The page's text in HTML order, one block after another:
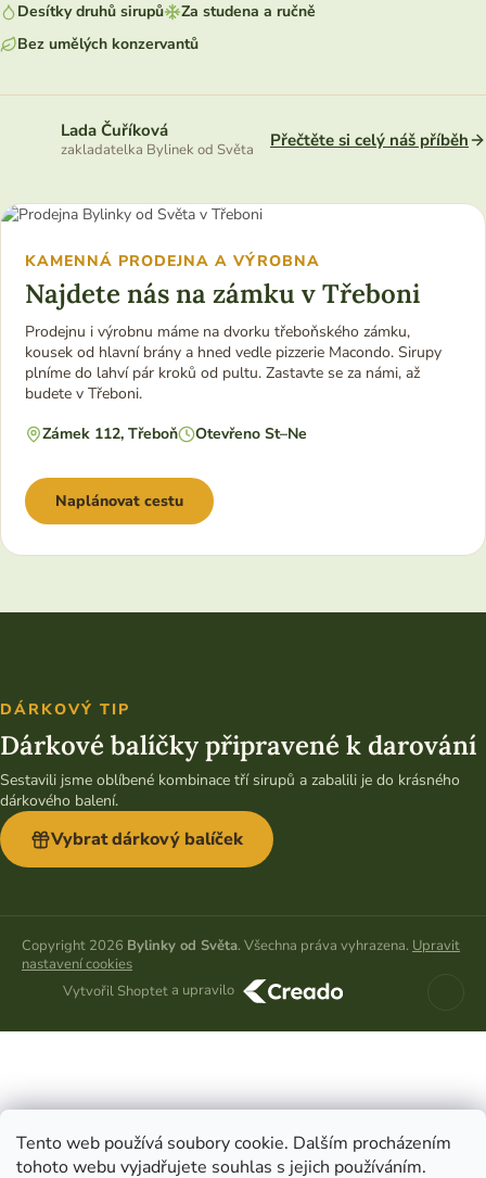
Tento web používá soubory cookie. Dalším procházením
tohoto webu vyjadřujete souhlas s jejich používáním.
Desítky druhů sirupů
Za studena a ručně
Bez umělých konzervantů
Lada Čuříková
zakladatelka Bylinek od Světa Přečtěte si celý náš příběh
KAMENNÁ PRODEJNA A VÝROBNA
Najdete nás na zámku v Třeboni
Prodejnu i výrobnu máme na dvorku třeboňského zámku,
kousek od hlavní brány a hned vedle pizzerie Macondo. Sirupy
plníme do lahví pár kroků od pultu. Zastavte se za námi, až
budete v Třeboni.
Zámek 112, Třeboň
Otevřeno St–Ne
Naplánovat cestu
DÁRKOVÝ TIP
Dárkové balíčky připravené k darování
Sestavili jsme oblíbené kombinace tří sirupů a zabalili je do krásného
dárkového balení.
Vybrat dárkový balíček
Vytvořil Shopteta upravilo
Copyright 2026 Bylinky od Světa. Všechna práva vyhrazena. Upravit
nastavení cookies